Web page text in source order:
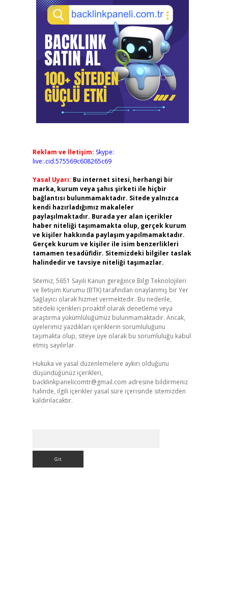
Reklam ve İletişim: Skype:
live:.cid.575569c608265c69
Yasal Uyarı: Bu internet sitesi, herhangi bir
marka, kurum veya şahıs şirketi ile hiçbir
bağlantısı bulunmamaktadır. Sitede yalnızca
kendi hazırladığımız makaleler
paylaşılmaktadır. Burada yer alan içerikler
haber niteliği taşımamakta olup, gerçek kurum
ve kişiler hakkında paylaşım yapılmamaktadır.
Gerçek kurum ve kişiler ile isim benzerlikleri
tamamen tesadüfidir. Sitemizdeki bilgiler taslak
halindedir ve tavsiye niteliği taşımazlar.
Sitemiz, 5651 Sayılı Kanun gereğince Bilgi Teknolojileri
ve İletişim Kurumu (BTK) tarafından onaylanmış bir Yer
Sağlayıcı olarak hizmet vermektedir. Bu nedenle,
sitedeki içerikleri proaktif olarak denetleme veya
araştırma yükümlülüğümüz bulunmamaktadır. Ancak,
üyelerimiz yazdıkları içeriklerin sorumluluğunu
taşımakta olup, siteye üye olarak bu sorumluluğu kabul
etmiş sayılırlar.
Hukuka ve yasal düzenlemelere aykırı olduğunu
düşündüğünüz içerikleri,
backlinkpanelicomtr@gmail.com adresine bildirmeniz
halinde, ilgili içerikler yasal süre içerisinde sitemizden
kaldırılacaktır.